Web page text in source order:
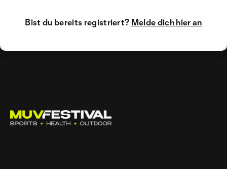
Bist du bereits registriert? Melde dich hier an